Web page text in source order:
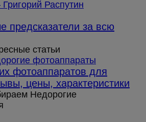
предсказатели за всю
статьи
фотоаппаратов для
цены, характеристики
Недорогие